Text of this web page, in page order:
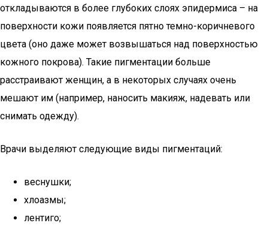
откладываются в более глубоких слоях эпидермиса – на
поверхности кожи появляется пятно темно-коричневого
цвета (оно даже может возвышаться над поверхностью
кожного покрова). Такие пигментации больше
расстраивают женщин, а в некоторых случаях очень
мешают им (например, наносить макияж, надевать или
снимать одежду).
Врачи выделяют следующие виды пигментаций:
веснушки;
хлоазмы;
лентиго;